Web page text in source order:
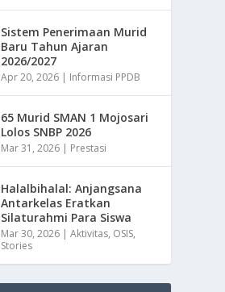
Sistem Penerimaan Murid
Baru Tahun Ajaran
2026/2027
Apr 20, 2026 Informasi PPDB
65 Murid SMAN 1 Mojosari
Lolos SNBP 2026
Mar 31, 2026 Prestasi
Halalbihalal: Anjangsana
Antarkelas Eratkan
Silaturahmi Para Siswa
Mar 30, 2026 |Aktivitas, OSIS,
Stories